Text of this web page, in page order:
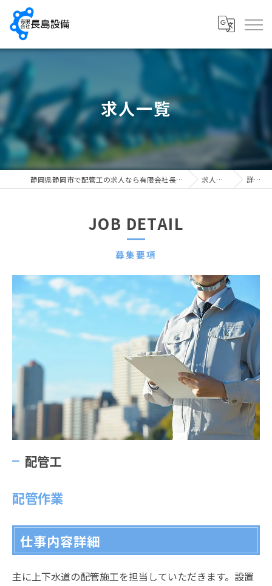
求人一覧
静岡県静岡市で配管工の求人なら有限会社長島設備 求人一覧 詳細
募集要項
JOB DETAIL
配管工
配管作業
仕事内容詳細
主に上下水道の配管施工を担当していただきます。設置